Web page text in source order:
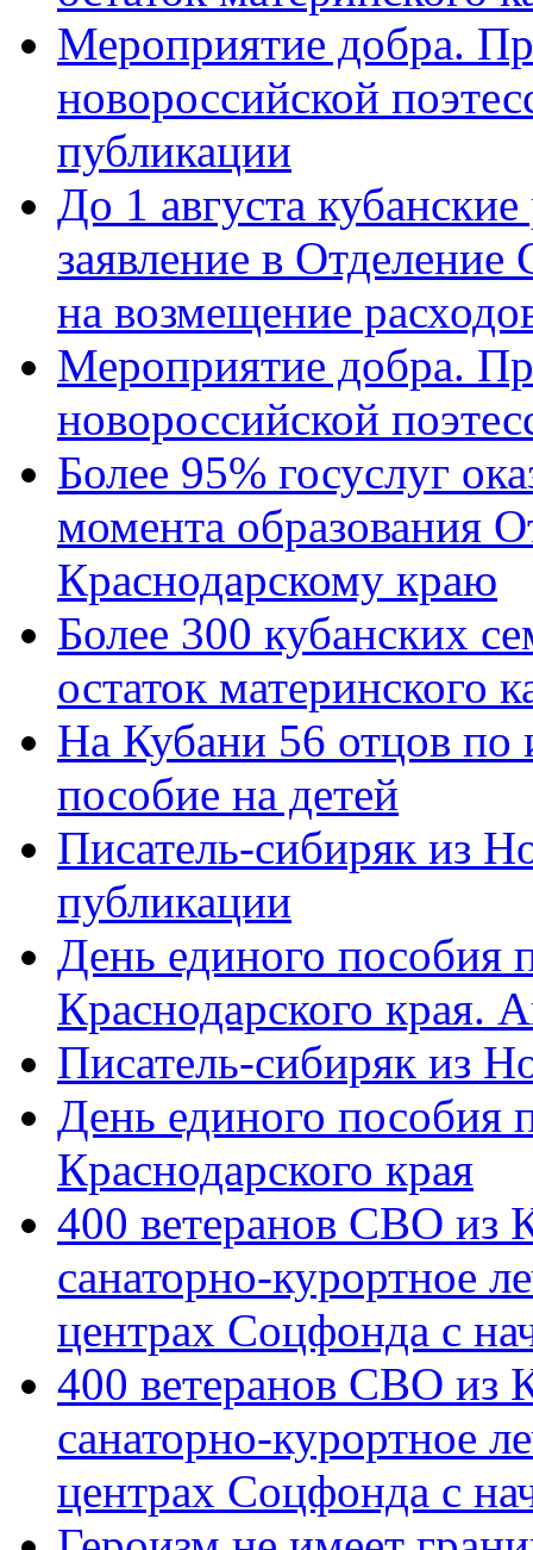
Мероприятие добра.
новороссийской
публикации
До 1 августа
заявление в
на возмещение
Мероприятие добра.
новороссийской
Более 95% госуслуг
момента образования
Краснодарскому краю
Более 300 кубанских
остаток материнского
На Кубани 56 отцов по
пособие на детей
Писатель-сибиряк из
публикации
День единого пособия
Краснодарского края.
Писатель-сибиряк из
День единого пособия
Краснодарского края
400 ветеранов СВО из
санаторно-курортное
центрах Соцфонда с
400 ветеранов СВО из
санаторно-курортное
центрах Соцфонда с